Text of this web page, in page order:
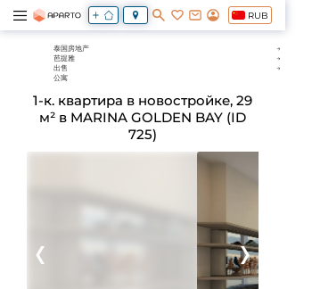
RUB
泰国房地产
芭提雅
出售
公寓
1-к. квартира в новостройке, 29
м² в MARINA GOLDEN BAY (ID
725)